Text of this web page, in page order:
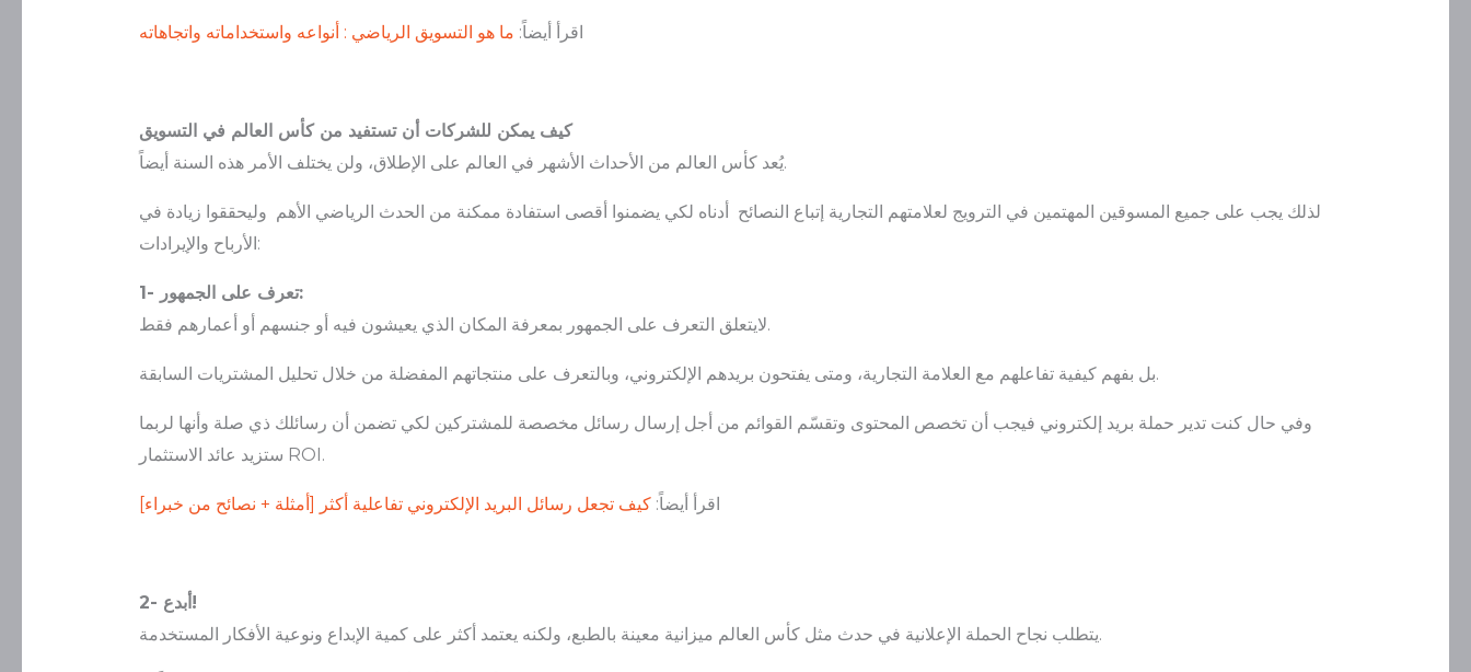
اقرأ أيضاً: ما هو التسويق الرياضي : أنواعه واستخداماته واتجاهاته
كيف يمكن للشركات أن تستفيد من كأس العالم في التسويق
يُعد كأس العالم من الأحداث الأشهر في العالم على الإطلاق، ولن يختلف الأمر هذه السنة أيضاً.
لذلك يجب على جميع المسوقين المهتمين في الترويج لعلامتهم التجارية إتباع النصائح أدناه لكي يضمنوا أقصى استفادة ممكنة من الحدث الرياضي الأهم وليحققوا زيادة في
الأرباح والإيرادات:
1- تعرف على الجمهور:
لايتعلق التعرف على الجمهور بمعرفة المكان الذي يعيشون فيه أو جنسهم أو أعمارهم فقط.
بل بفهم كيفية تفاعلهم مع العلامة التجارية، ومتى يفتحون بريدهم الإلكتروني، وبالتعرف على منتجاتهم المفضلة من خلال تحليل المشتريات السابقة.
وفي حال كنت تدير حملة بريد إلكتروني فيجب أن تخصص المحتوى وتقسّم القوائم من أجل إرسال رسائل مخصصة للمشتركين لكي تضمن أن رسائلك ذي صلة وأنها لربما
ستزيد عائد الاستثمار ROI.
اقرأ أيضاً: كيف تجعل رسائل البريد الإلكتروني تفاعلية أكثر [أمثلة + نصائح من خبراء]
2- أبدع!
يتطلب نجاح الحملة الإعلانية في حدث مثل كأس العالم ميزانية معينة بالطبع، ولكنه يعتمد أكثر على كمية الإبداع ونوعية الأفكار المستخدمة.